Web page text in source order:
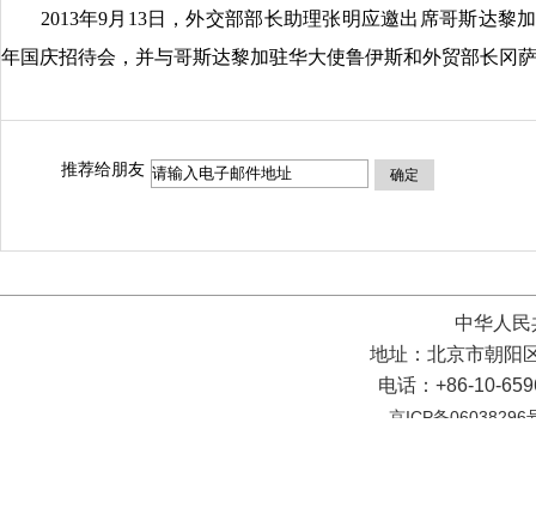
2013年9月13日，外交部部长助理张明应邀出席哥斯达黎
年国庆招待会，并与哥斯达黎加驻华大使鲁伊斯和外贸部长冈
推荐给朋友 确定
中华人
地址：北京市朝阳
电话：+86-10-
京ICP备06038296